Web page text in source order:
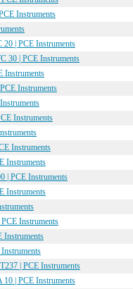
Instruments
| PCE Instruments
30 | PCE Instruments
Instruments
Instruments
Instruments
Instruments
Instruments
| PCE Instruments
Instruments
Instruments
Instruments
| PCE Instruments
| PCE Instruments